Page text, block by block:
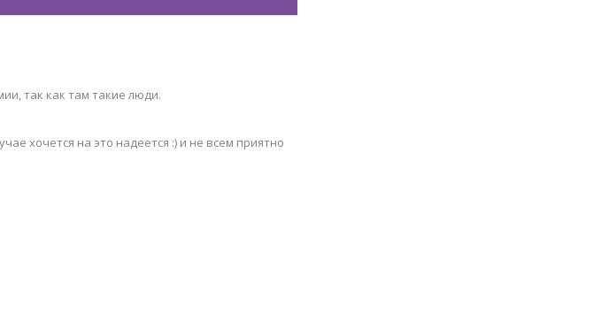
так как там такие люди.
хочется на это надеется :) и не всем приятно